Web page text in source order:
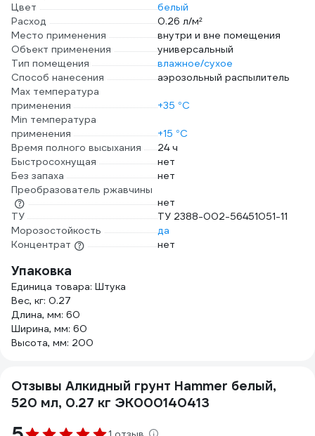
Цвет
белый
Расход
0.26 л/м²
Место применения
внутри и вне помещения
Объект применения
универсальный
Тип помещения
влажное/сухое
Способ нанесения
аэрозольный распылитель
Max температура
применения
+35 °С
Min температура
применения
+15 °С
Время полного высыхания
24 ч
Быстросохнущая
нет
Без запаха
нет
Преобразователь ржавчины
нет
ТУ
ТУ 2388-002-56451051-11
Морозостойкость
да
Концентрат
нет
Упаковка
Единица товара: Штука
Вес, кг: 0.27
Длина, мм: 60
Ширина, мм: 60
Высота, мм: 200
Отзывы Алкидный грунт Hammer белый,
520 мл, 0.27 кг ЭК000140413